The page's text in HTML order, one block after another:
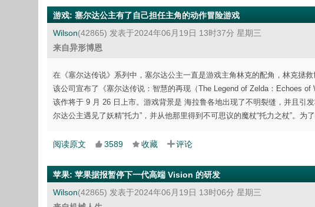
游戏: 塞尔达公主有了自己担任主角的动作冒险游戏
Wilson(42865) 发表于2024年06月19日 13时37分 星期三
来自异形博恩
在《塞尔达传说》系列中，塞尔达公主一直是游戏主角林克的配角，林克拯
该公司宣布了《塞尔达传说：智慧的再现（The Legend of Zelda：Echoes
该作将于 9 月 26 日上市。游戏背景是 海拉鲁各地出现了不明裂缝，并且引
尔达公主遇见了妖精“托力”，并从他那里得到不可思议的魔杖“托力之杖”。
阅读原文 3589 收藏 评论
苹果: 苹果据报暂停下一代高端 Vision 的研发
Wilson(42865) 发表于2024年06月19日 13时06分 星期三